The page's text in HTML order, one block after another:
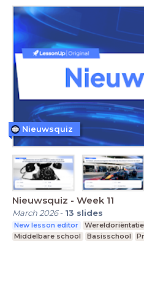
Nieuwsquiz - Week 11
March 2026- 13 slides
New lesson editor Wereldoriëntatie
Middelbare school
Basisschool
Nieuwsquiz